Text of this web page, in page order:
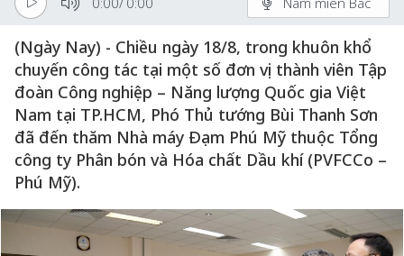
(Ngày Nay) - Chiều ngày 18/8, trong khuôn khổ
chuyến công tác tại một số đơn vị thành viên Tập
đoàn Công nghiệp – Năng lượng Quốc gia Việt
Nam tại TP.HCM, Phó Thủ tướng Bùi Thanh Sơn
đã đến thăm Nhà máy Đạm Phú Mỹ thuộc Tổng
công ty Phân bón và Hóa chất Dầu khí (PVFCCo –
Phú Mỹ).